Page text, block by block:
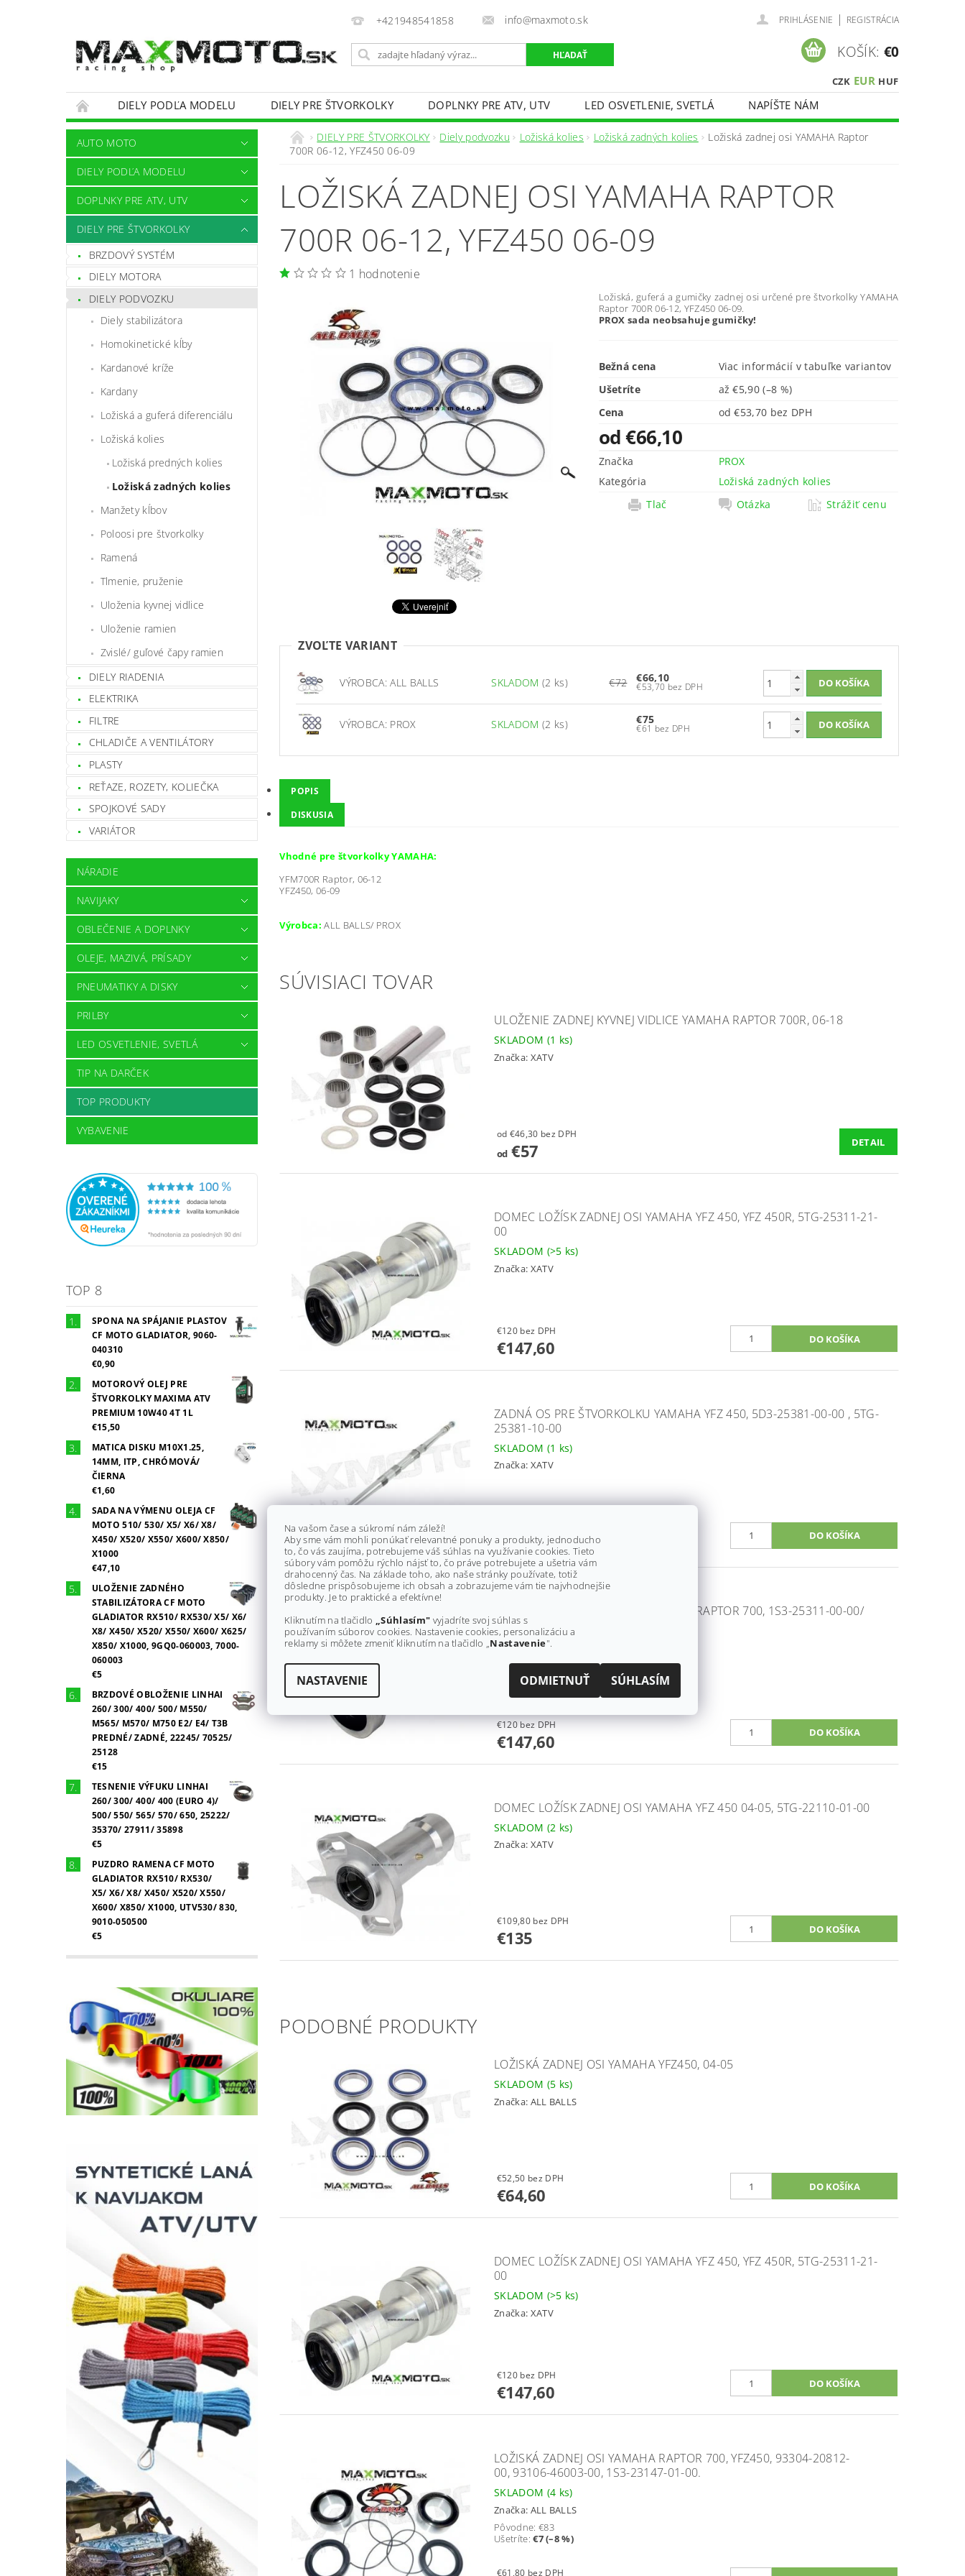
+421948541858 info@maxmoto.sk PRIHLÁSENIE | REGISTRÁCIA
CZK EUR HUF
KOŠÍK: €0
DIELY PODĽA MODELU DIELY PRE ŠTVORKOLKY DOPLNKY PRE ATV, UTV LED OSVETLENIE, SVETLÁ
NAPÍŠTE NÁM
OBCHODNÉ PODMIENKY
KONTAKTY
AUTO MOTO
DIELY PODĽA MODELU
DOPLNKY PRE ATV, UTV
DIELY PRE ŠTVORKOLKY
BRZDOVÝ SYSTÉM
DIELY MOTORA
DIELY PODVOZKU
Diely stabilizátora
Homokinetické kĺby
Kardanové kríže
Kardany
Ložiská a guferá diferenciálu
Ložiská kolies
Ložiská predných kolies
Ložiská zadných kolies
Manžety kĺbov
Poloosi pre štvorkolky
Ramená
Tlmenie, pruženie
Uloženia kyvnej vidlice
Uloženie ramien
Zvislé/ guľové čapy ramien
DIELY RIADENIA
ELEKTRIKA
FILTRE
CHLADIČE A VENTILÁTORY
PLASTY
REŤAZE, ROZETY, KOLIEČKA
SPOJKOVÉ SADY
VARIÁTOR
NÁRADIE
NAVIJAKY
OBLEČENIE A DOPLNKY
OLEJE, MAZIVÁ, PRÍSADY
PNEUMATIKY A DISKY
PRILBY
LED OSVETLENIE, SVETLÁ
TIP NA DARČEK
TOP PRODUKTY
VYBAVENIE
TOP 8
SPONA NA SPÁJANIE PLASTOV
CF MOTO GLADIATOR, 9060-
040310
€0,90
MOTOROVÝ OLEJ PRE
ŠTVORKOLKY MAXIMA ATV
PREMIUM 10W40 4T 1L
€15,50
MATICA DISKU M10X1.25,
14MM, ITP, CHRÓMOVÁ/
ČIERNA
€1,60
SADA NA VÝMENU OLEJA CF
MOTO 510/ 530/ X5/ X6/ X8/
X450/ X520/ X550/ X600/ X850/
X1000
€47,10
ULOŽENIE ZADNÉHO
STABILIZÁTORA CF MOTO
GLADIATOR RX510/ RX530/ X5/ X6/
X8/ X450/ X520/ X550/ X600/ X625/
X850/ X1000, 9GQ0-060003, 7000-
060003
€5
BRZDOVÉ OBLOŽENIE LINHAI
260/ 300/ 400/ 500/ M550/
M565/ M570/ M750 E2/ E4/ T3B
PREDNÉ/ ZADNÉ, 22245/ 70525/
25128
€15
TESNENIE VÝFUKU LINHAI
260/ 300/ 400/ 400 (EURO 4)/
500/ 550/ 565/ 570/ 650, 25222/
35370/ 27911/ 35898
€5
PUZDRO RAMENA CF MOTO
GLADIATOR RX510/ RX530/
X5/ X6/ X8/ X450/ X520/ X550/
X600/ X850/ X1000, UTV530/ 830,
9010-050500
€5
DIELY PRE ŠTVORKOLKY Diely podvozku Ložiská kolies Ložiská zadných kolies
Ložiská zadnej osi YAMAHA Raptor
700R 06-12, YFZ450 06-09
LOŽISKÁ ZADNEJ OSI YAMAHA RAPTOR
700R 06-12, YFZ450 06-09
1 hodnotenie
Ložiská, guferá a gumičky zadnej osi určené pre štvorkolky YAMAHA
Raptor 700R 06-12, YFZ450 06-09.
PROX sada neobsahuje gumičky!
Bežná cena
Viac informácií v tabuľke variantov
Ušetríte
až€5,90(–8 %)
Cena
od €53,70 bez DPH
od €66,10
Značka
PROX
Kategória
Ložiská zadných kolies
Tlač
Otázka Strážiť cenu
ZVOĽTE VARIANT
VÝROBCA: ALL BALLS SKLADOM (2 ks) €72 €66,10
€53,70 bez DPH
VÝROBCA: PROX SKLADOM (2 ks) €75
€61 bez DPH
POPIS
DISKUSIA
Vhodné pre štvorkolky YAMAHA:
YFM700R Raptor, 06-12
YFZ450, 06-09
Výrobca: ALL BALLS/ PROX
SÚVISIACI TOVAR
ULOŽENIE ZADNEJ KYVNEJ VIDLICE YAMAHA RAPTOR 700R, 06-18
SKLADOM (1 ks)
Značka: XATV
od €46,30 bez DPH
od€57 DETAIL
DOMEC LOŽÍSK ZADNEJ OSI YAMAHA YFZ 450, YFZ 450R, 5TG-25311-21-
00
SKLADOM (>5 ks)
Značka: XATV
€120 bez DPH
€147,60
ZADNÁ OS PRE ŠTVORKOLKU YAMAHA YFZ 450, 5D3-25381-00-00 , 5TG-
25381-10-00
SKLADOM (1 ks)
Značka: XATV
€190
DOMEC LOŽÍSK ZADNEJ OSI YAMAHA RAPTOR 700, 1S3-25311-00-00/
1S3-25311-01-00
SKLADOM(3 ks)
Značka:XATV
€120 bez DPH
€147,60
DOMEC LOŽÍSK ZADNEJ OSI YAMAHA YFZ 450 04-05, 5TG-22110-01-00
SKLADOM (2 ks)
Značka: XATV
€109,80 bez DPH
€135
PODOBNÉ PRODUKTY
LOŽISKÁ ZADNEJ OSI YAMAHA YFZ450, 04-05
SKLADOM (5 ks)
Značka: ALL BALLS
€52,50 bez DPH
€64,60
DOMEC LOŽÍSK ZADNEJ OSI YAMAHA YFZ 450, YFZ 450R, 5TG-25311-21-
00
SKLADOM (>5 ks)
Značka: XATV
€120 bez DPH
€147,60
LOŽISKÁ ZADNEJ OSI YAMAHA RAPTOR 700, YFZ450, 93304-20812-
00, 93106-46003-00, 1S3-23147-01-00.
SKLADOM (4 ks)
Značka: ALL BALLS
Pôvodne: €83
Ušetríte:€7 (–8 %)
€61,80 bez DPH
Na vašom čase a súkromí nám záleží!
Aby sme vám mohli ponúkať relevantné ponuky a produkty, jednoducho
to, čo vás zaujíma, potrebujeme váš súhlas na využívanie cookies. Tieto
súbory vám pomôžu rýchlo nájsť to, čo práve potrebujete a ušetria vám
drahocenný čas. Na základe toho, ako naše stránky používate, totiž
dôsledne prispôsobujeme ich obsah a zobrazujeme vám tie najvhodnejšie
produkty. Je to praktické a efektívne!
Kliknutím na tlačidlo „Súhlasím" vyjadríte svoj súhlas s
používaním súborov cookies. Nastavenie cookies, personalizáciu a
reklamy si môžete zmeniť kliknutím na tlačidlo „Nastavenie".
NASTAVENIE ODMIETNUŤ SÚHLASÍM